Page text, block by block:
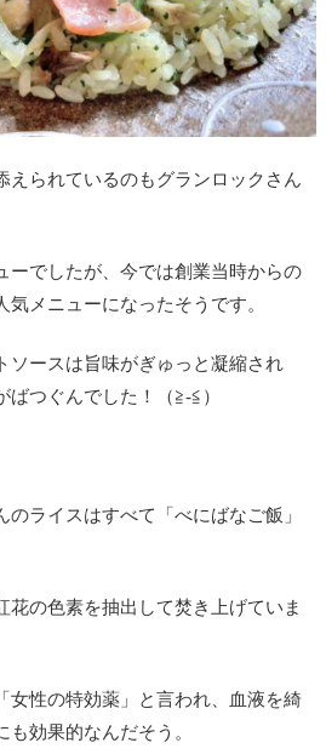
えられているのもグランロックさん
ーでしたが、今では創業当時からの
メニューになったそうです。
ソースは旨味がぎゅっと凝縮され
つぐんでした！（≧-≦）
ライスはすべて「べにばなご飯」
花の色素を抽出して焚き上げていま
女性の特効薬」と言われ、血液を綺
効果的なんだそう。